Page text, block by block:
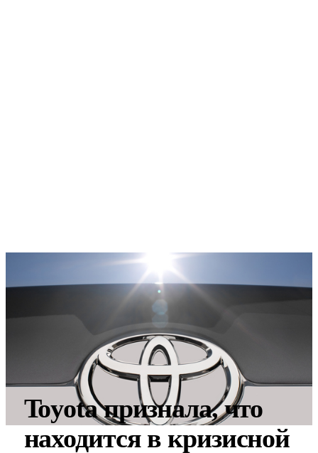
Toyota признала, что
находится в кризисной